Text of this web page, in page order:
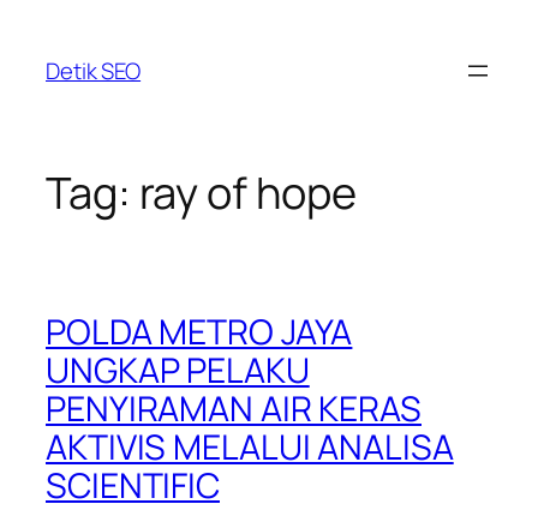
content
Detik SEO
Tag: ray of hope
POLDA METRO JAYA
UNGKAP PELAKU
PENYIRAMAN AIR KERAS
AKTIVIS MELALUI ANALISA
SCIENTIFIC